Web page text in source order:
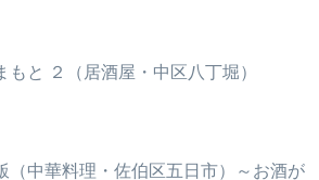
もと ２（居酒屋・中区八丁堀）
（中華料理・佐伯区五日市）～お酒が